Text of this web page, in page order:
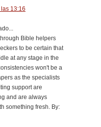
13:16
Bible helpers
to be certain that
at any stage in the
won't be a
as the specialists
support are
and are always
something fresh. By: